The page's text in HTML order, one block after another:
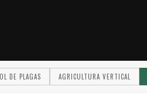
DE PLAGAS AGRICULTURA VERTICAL